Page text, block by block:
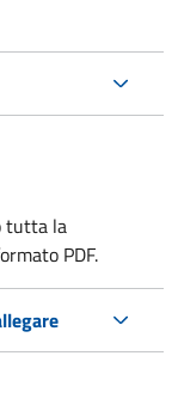
tutta la
PDF.